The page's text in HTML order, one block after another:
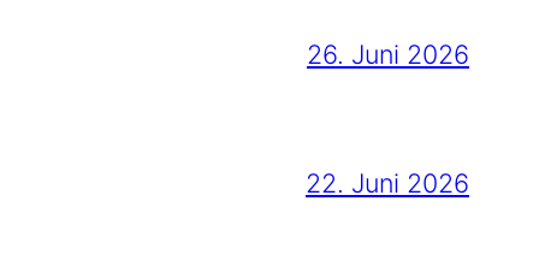
26. Juni 2026
22. Juni 2026